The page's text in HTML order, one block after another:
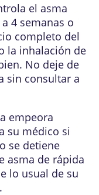
el asma
4 semanas o
completo del
la inhalación de
No deje de
sin consultar a
empeora
su médico si
se detiene
asma de rápida
lo usual de su